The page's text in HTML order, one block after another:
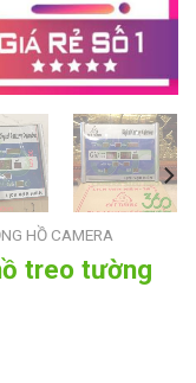
HỒ CAMERA
treo tường